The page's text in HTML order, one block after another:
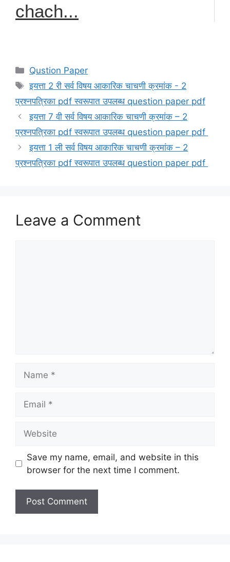
chach...
Categories
Qustion Paper
Tags
इयत्ता 2 री सर्व विषय आकारिक चाचणी क्रमांक - 2
प्रश्नपत्रिका pdf स्वरूपात उपलब्ध question paper pdf
इयत्ता 7 वी सर्व विषय आकारिक चाचणी क्रमांक – 2
प्रश्नपत्रिका pdf स्वरूपात उपलब्ध question paper pdf
इयत्ता 1 ली सर्व विषय आकारिक चाचणी क्रमांक – 2
प्रश्नपत्रिका pdf स्वरूपात उपलब्ध question paper pdf
Leave a Comment
Save my name, email, and website in this
browser for the next time I comment.